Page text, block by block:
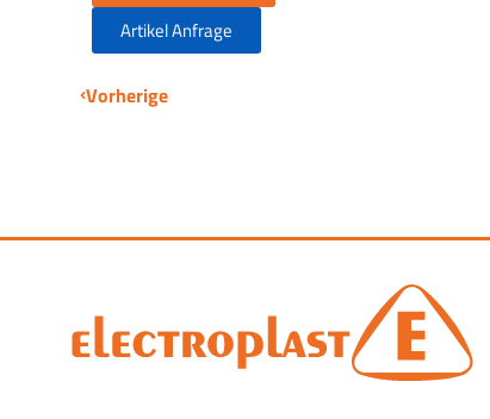
Artikel Anfrage
Vorherige